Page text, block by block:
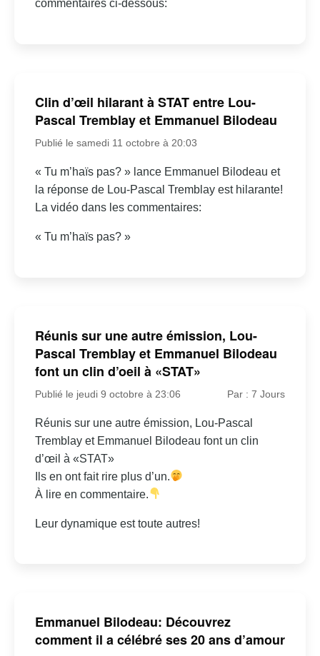
commentaires ci-dessous:
Clin d’œil hilarant à STAT entre Lou-
Pascal Tremblay et Emmanuel Bilodeau
Publié le samedi 11 octobre à 20:03
« Tu m’haïs pas? » lance Emmanuel Bilodeau et
la réponse de Lou-Pascal Tremblay est hilarante!
La vidéo dans les commentaires:
« Tu m’haïs pas? »
Réunis sur une autre émission, Lou-
Pascal Tremblay et Emmanuel Bilodeau
font un clin d’oeil à «STAT»
Publié le jeudi 9 octobre à 23:06 Par : 7 Jours
Réunis sur une autre émission, Lou-Pascal
Tremblay et Emmanuel Bilodeau font un clin
d’œil à «STAT»
Ils en ont fait rire plus d’un.
À lire en commentaire.
Leur dynamique est toute autres!
Emmanuel Bilodeau: Découvrez
comment il a célébré ses 20 ans d’amour